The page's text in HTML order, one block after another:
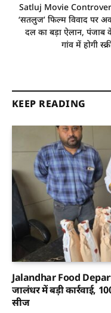
Satluj Movie
‘सतलुज’ फिल्म विवाद पर
दल का बड़ा ऐलान, पंजाब
गांव में होगी
KEEP READING
Jalandhar Food
जालंधर में बड़ी कार्रवाई,
सीज